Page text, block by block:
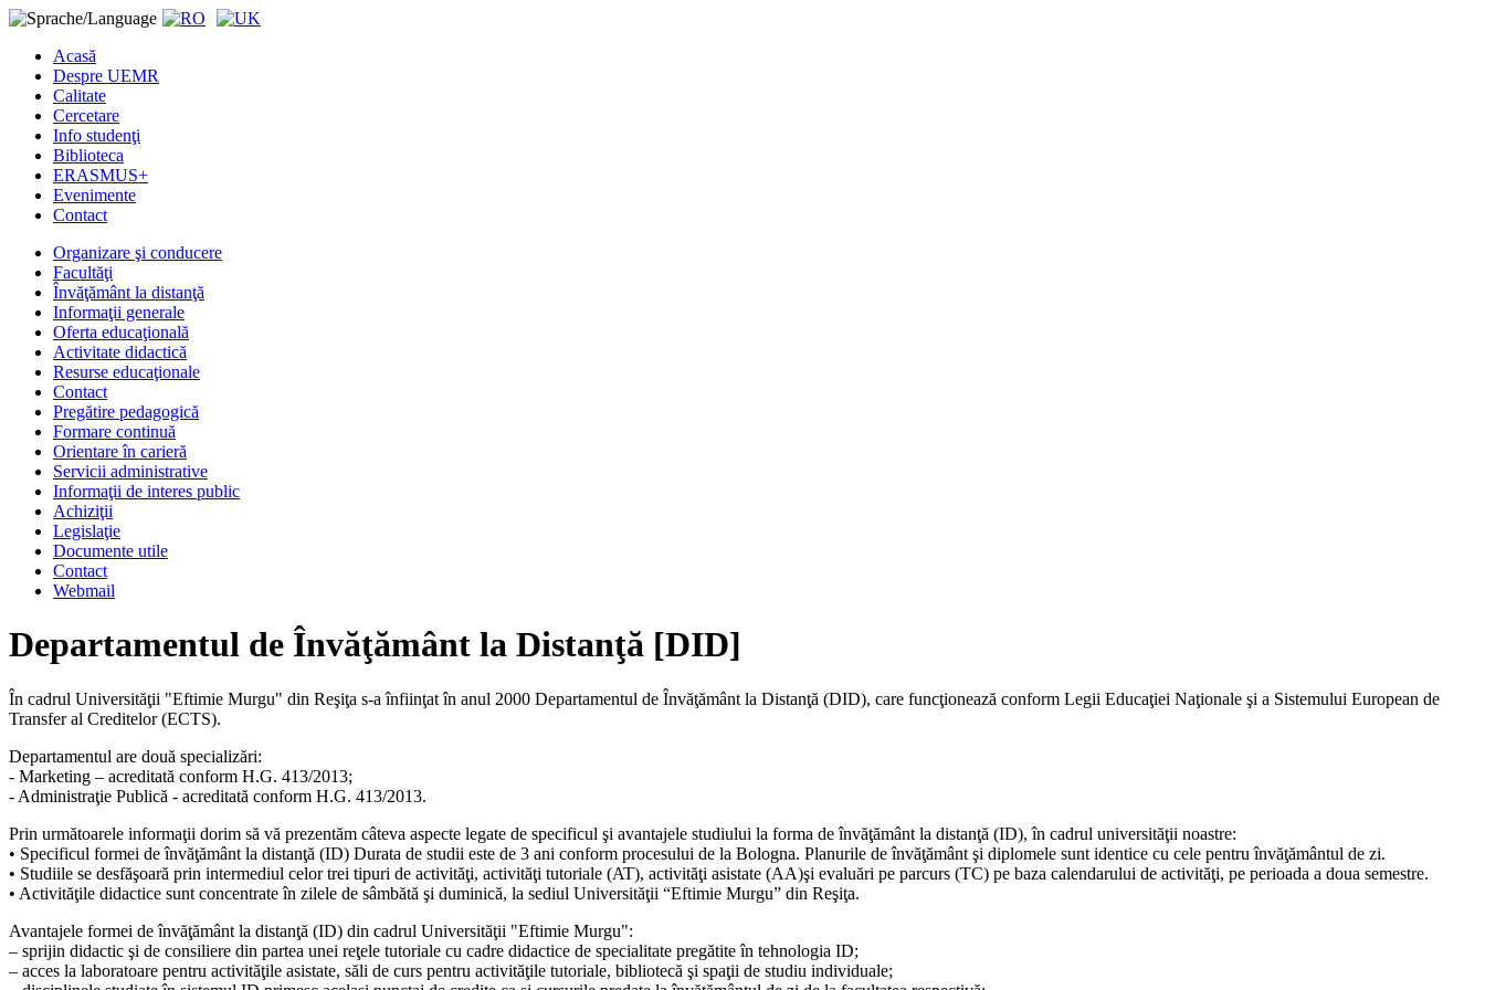
Acasă
Despre UEMR
Calitate
Cercetare
Info studenţi
Biblioteca
ERASMUS+
Evenimente
Contact
Organizare şi conducere
Facultăţi
Învăţământ la distanţă
Informaţii generale
Oferta educaţională
Activitate didactică
Resurse educaţionale
Contact
Pregătire pedagogică
Formare continuă
Orientare în carieră
Servicii administrative
Informaţii de interes public
Achiziţii
Legislaţie
Documente utile
Contact
Webmail
Departamentul de Învăţământ la Distanţă [DID]
În cadrul Universităţii "Eftimie Murgu" din Reşiţa s-a înfiinţat în anul 2000 Departamentul de Învăţământ la Distanţă (DID), care funcţionează conform Legii Educaţiei Naţionale şi a Sistemului European de
Transfer al Creditelor (ECTS).
Departamentul are două specializări:
- Marketing – acreditată conform H.G. 413/2013;
- Administraţie Publică - acreditată conform H.G. 413/2013.
Prin următoarele informaţii dorim să vă prezentăm câteva aspecte legate de specificul şi avantajele studiului la forma de învăţământ la distanţă (ID), în cadrul universităţii noastre:
• Specificul formei de învăţământ la distanţă (ID) Durata de studii este de 3 ani conform procesului de la Bologna. Planurile de învăţământ şi diplomele sunt identice cu cele pentru învăţământul de zi.
• Studiile se desfăşoară prin intermediul celor trei tipuri de activităţi, activităţi tutoriale (AT), activităţi asistate (AA)şi evaluări pe parcurs (TC) pe baza calendarului de activităţi, pe perioada a doua semestre.
• Activităţile didactice sunt concentrate în zilele de sâmbătă şi duminică, la sediul Universităţii “Eftimie Murgu” din Reşiţa.
Avantajele formei de învăţământ la distanţă (ID) din cadrul Universităţii "Eftimie Murgu":
– sprijin didactic şi de consiliere din partea unei reţele tutoriale cu cadre didactice de specialitate pregătite în tehnologia ID;
– acces la laboratoare pentru activităţile asistate, săli de curs pentru activităţile tutoriale, bibliotecă şi spaţii de studiu individuale;